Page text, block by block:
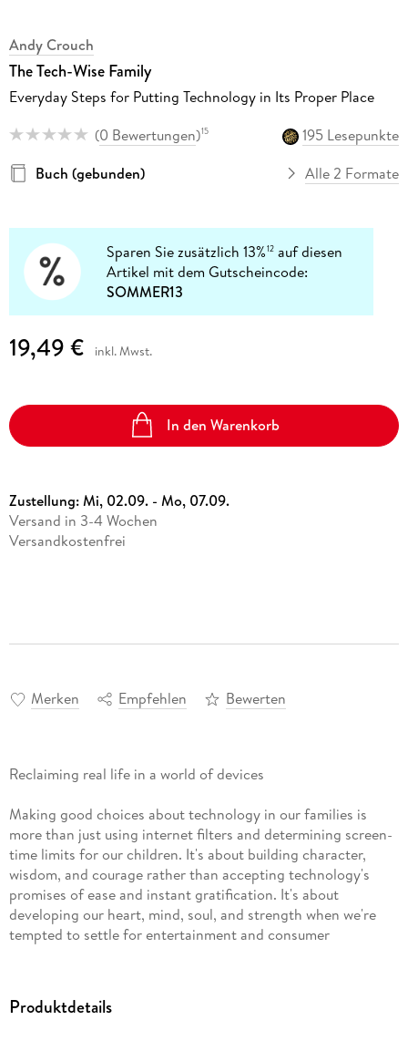
Andy Crouch
The Tech-Wise Family
Everyday Steps for Putting Technology in Its Proper Place
(0 Bewertungen)15
195 Lesepunkte
Buch (gebunden)
Alle 2 Formate
Sparen Sie zusätzlich 13%12 auf diesen
Artikel mit dem Gutscheincode:
SOMMER13
19,49 € inkl. Mwst.
In den Warenkorb
Zustellung:Mi, 02.09. - Mo, 07.09.
Versand in 3-4 Wochen
Versandkostenfrei
Merken Empfehlen Bewerten
Reclaiming real life in a world of devices
Making good choices about technology in our families is
more than just using internet filters and determining screen-
time limits for our children. It's about building character,
wisdom, and courage rather than accepting technology's
promises of ease and instant gratification. It's about
developing our heart, mind, soul, and strength when we're
tempted to settle for entertainment and consumer
Andy Crouch shows you there's a way to choose a better life
Produktdetails